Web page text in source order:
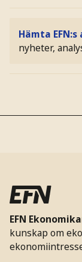
Hämta
nyheter,
EFN
kunskap om